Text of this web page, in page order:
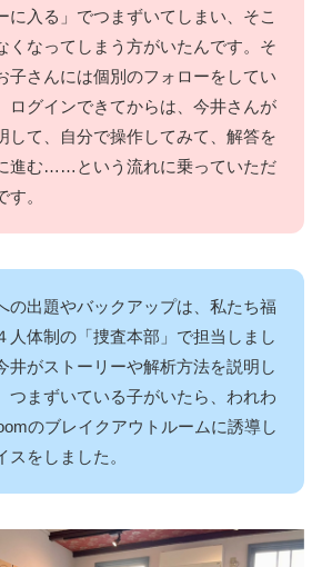
に入る」でつまずいてしまい、そこ
くなってしまう方がいたんです。そ
子さんには個別のフォローをしてい
ログインできてからは、今井さんが
して、自分で操作してみて、解答を
進む……という流れに乗っていただ
す。
の出題やバックアップは、私たち福
人体制の「捜査本部」で担当しまし
井がストーリーや解析方法を説明し
つまずいている子がいたら、われわ
のブレイクアウトルームに誘導し
スをしました。